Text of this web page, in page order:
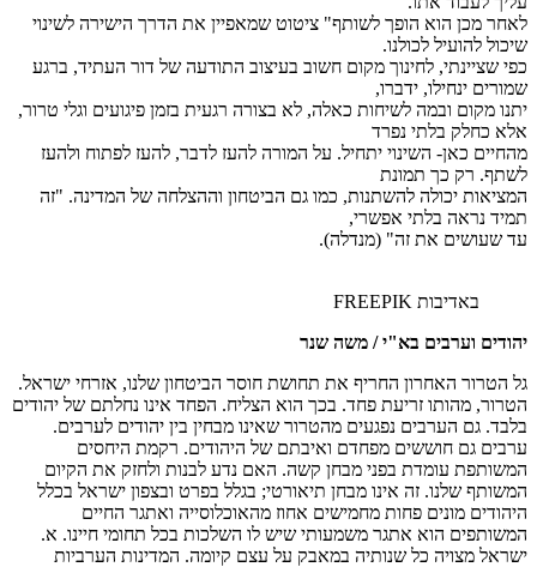
לאחר מכן הוא הופך לשותף" ציטוט שמאפיין את הדרך הישירה לשינוי
שיכול להועיל לכולנו.
כפי שציינתי, לחינוך מקום חשוב בעיצוב התודעה של דור העתיד, ברגע
שמורים ינחילו, ידברו,
יתנו מקום ובמה לשיחות כאלה, לא בצורה רגעית בזמן פיגועים וגלי טרור,
אלא כחלק בלתי נפרד
מהחיים כאן- השינוי יתחיל. על המורה להעז לדבר, להעז לפתוח ולהעז
לשתף. רק כך תמונת
המציאות יכולה להשתנות, כמו גם הביטחון וההצלחה של המדינה. "זה
תמיד נראה בלתי אפשרי,
עד שעושים את זה" (מנדלה).
באדיבות FREEPIK
יהודים וערבים בא"י / משה שנר
גל הטרור האחרון החריף את תחושת חוסר הביטחון שלנו, אזרחי ישראל.
הטרור, מהותו זריעת פחד. בכך הוא הצליח. הפחד אינו נחלתם של יהודים
בלבד. גם הערבים נפגעים מהטרור שאינו מבחין בין יהודים לערבים.
ערבים גם חוששים מפחדם ואיבתם של היהודים. רקמת היחסים
המשותפת עומדת בפני מבחן קשה. האם נדע לבנות ולחזק את הקיום
המשותף שלנו. זה אינו מבחן תיאורטי; בגלל בפרט ובצפון ישראל בכלל
היהודים מונים פחות מחמישים אחוז מהאוכלוסייה ואתגר החיים
המשותפים הוא אתגר משמעותי שיש לו השלכות בכל תחומי חיינו. א.
ישראל מצויה כל שנותיה במאבק על עצם קיומה. המדינות הערביות